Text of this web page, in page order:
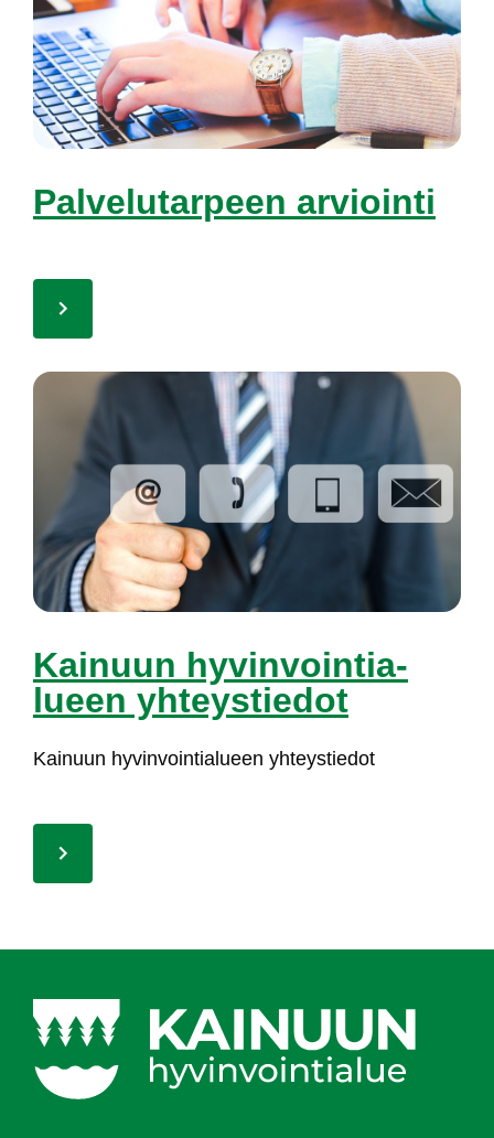
Pal­ve­lu­tar­peen ar­vioin­ti
Kai­nuun hy­vin­voin­tia­
lueen yh­teys­tie­dot
Kai­nuun hy­vin­voin­tia­lueen yh­teys­tie­dot